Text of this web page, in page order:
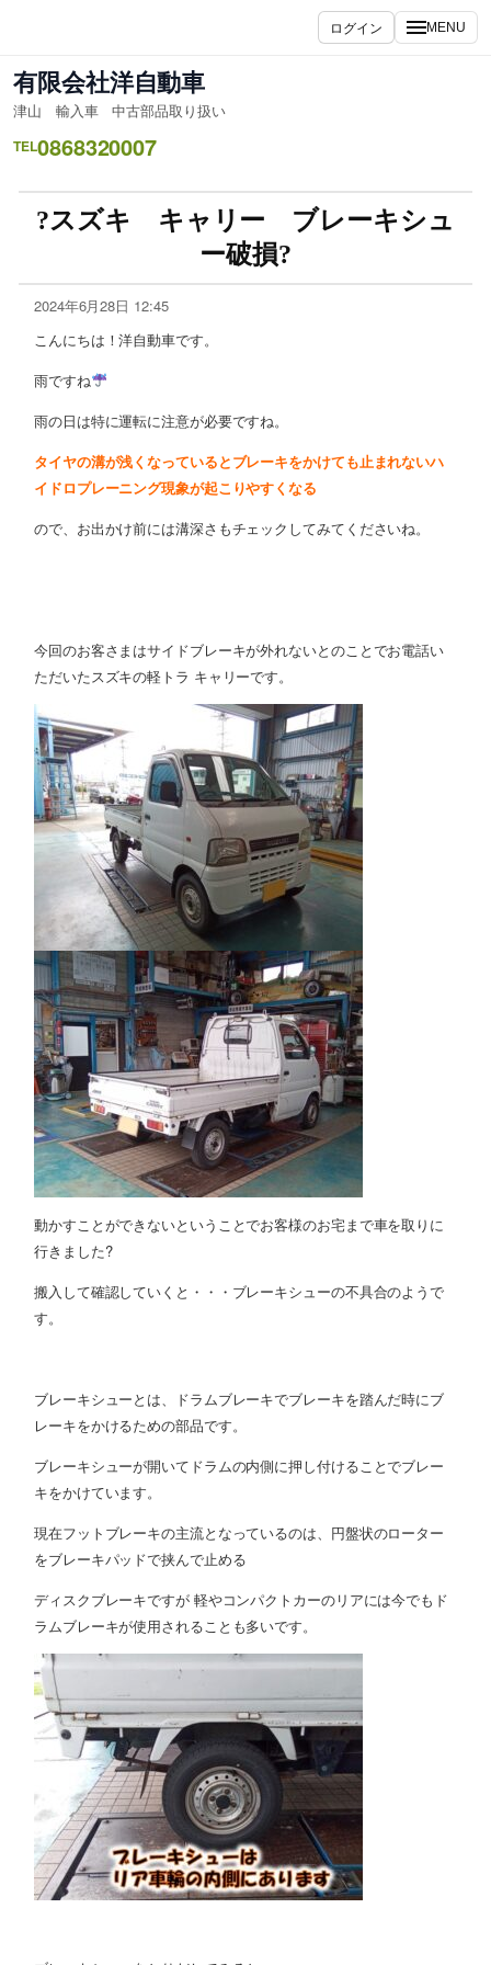
ログイン MENU
有限会社洋自動車
津山 輸入車 中古部品取り扱い
TEL0868320007
?スズキ キャリー ブレーキシュ
ー破損?
2024年6月28日 12:45
こんにちは！洋自動車です。
雨ですね
雨の日は特に運転に注意が必要ですね。
タイヤの溝が浅くなっているとブレーキをかけても止まれないハ
イドロプレーニング現象が起こりやすくなる
ので、お出かけ前には溝深さもチェックしてみてくださいね。
今回のお客さまはサイドブレーキが外れないとのことでお電話い
ただいたスズキの軽トラ キャリーです。
動かすことができないということでお客様のお宅まで車を取りに
行きました?
搬入して確認していくと・・・ブレーキシューの不具合のようで
す。
ブレーキシューとは、ドラムブレーキでブレーキを踏んだ時にブ
レーキをかけるための部品です。
ブレーキシューが開いてドラムの内側に押し付けることでブレー
キをかけています。
現在フットブレーキの主流となっているのは、円盤状のローター
をブレーキパッドで挟んで止める
ディスクブレーキですが 軽やコンパクトカーのリアには今でもド
ラムブレーキが使用されることも多いです。